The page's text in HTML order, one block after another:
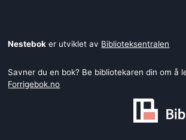
Nestebok er utviklet av Biblioteksentralen
Savner du en bok? Be bibliotekaren din om å
Forrigebok.no